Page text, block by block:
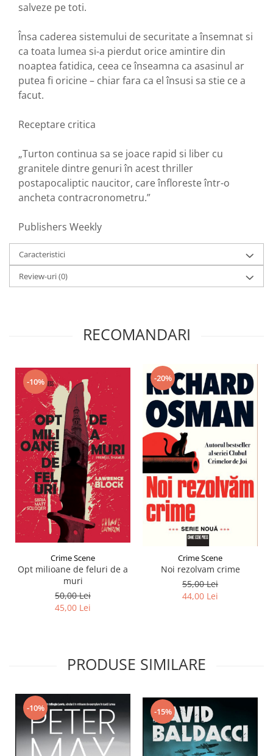
salveze pe toti.
Însa caderea sistemului de securitate a însemnat si
ca toata lumea si-a pierdut orice amintire din
noaptea fatidica, ceea ce înseamna ca asasinul ar
putea fi oricine – chiar fara ca el însusi sa stie ce a
facut.
Receptare critica
„Turton continua sa se joace rapid si liber cu
granitele dintre genuri în acest thriller
postapocaliptic naucitor, care înfloreste într-o
ancheta contracronometru.”
Publishers Weekly
Caracteristici
Review-uri(0)
RECOMANDARI
-10%
Crime Scene
Opt milioane de feluri de a
muri
50,00 Lei
45,00 Lei
-20%
Crime Scene
Noi rezolvam crime
55,00 Lei
44,00 Lei
PRODUSE SIMILARE
-10% -15%